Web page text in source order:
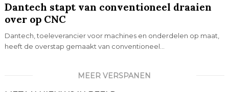
Dantech stapt van conventioneel draaien
over op CNC
Dantech, toeleverancier voor machines en onderdelen op maat,
heeft de overstap gemaakt van conventioneel...
MEER VERSPANEN